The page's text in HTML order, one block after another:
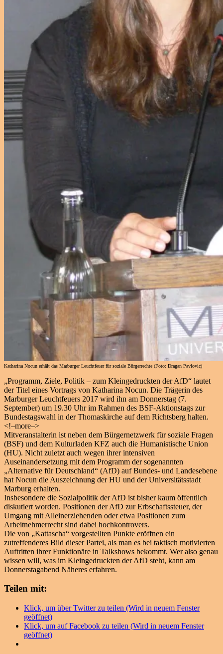
Katharina Nocun erhält das Marburger Leuchtfeuer für soziale Bürgerrechte (Foto: Dragan Pavlovic)
„Programm, Ziele, Politik – zum Kleingedruckten der AfD“ lautet
der Titel eines Vortrags von Katharina Nocun. Die Trägerin des
Marburger Leuchtfeuers 2017 wird ihn am Donnerstag (7.
September) um 19.30 Uhr im Rahmen des BSF-Aktionstags zur
Bundestagswahl in der Thomaskirche auf dem Richtsberg halten.
<!–more–>
Mitveranstalterin ist neben dem Bürgernetzwerk für soziale Fragen
(BSF) und dem Kulturladen KFZ auch die Humanistische Union
(HU). Nicht zuletzt auch wegen ihrer intensiven
Auseinandersetzung mit dem Programm der sogenannten
„Alternative für Deutschland“ (AfD) auf Bundes- und Landesebene
hat Nocun die Auszeichnung der HU und der Universitätsstadt
Marburg erhalten.
Insbesondere die Sozialpolitik der AfD ist bisher kaum öffentlich
diskutiert worden. Positionen der AfD zur Erbschaftssteuer, der
Umgang mit Alleinerziehenden oder etwa Positionen zum
Arbeitnehmerrecht sind dabei hochkontrovers.
Die von „Kattascha“ vorgestellten Punkte eröffnen ein
zutreffenderes Bild dieser Partei, als man es bei taktisch motivierten
Auftritten ihrer Funktionäre in Talkshows bekommt. Wer also genau
wissen will, was im Kleingedruckten der AfD steht, kann am
Donnerstagabend Näheres erfahren.
Teilen mit:
Klick, um über Twitter zu teilen (Wird in neuem Fenster
geöffnet)
Klick, um auf Facebook zu teilen (Wird in neuem Fenster
geöffnet)